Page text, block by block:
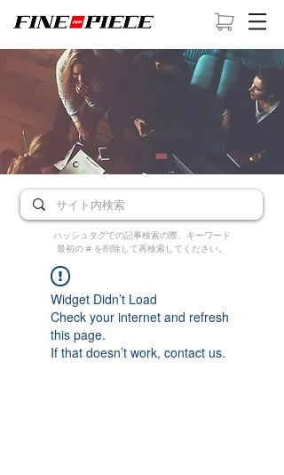
ハッシュタグでの記事検索の際、キーワード
最初の # を削除して再検索してください。
Widget Didn’t Load
Check your internet and refresh
this page.
If that doesn’t work, contact us.